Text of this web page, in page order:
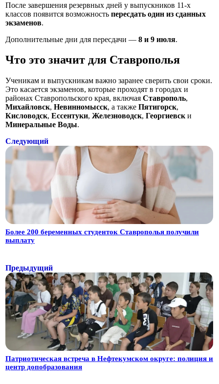
После завершения резервных дней у выпускников 11-х
классов появится возможность пересдать один из сданных
экзаменов.
Дополнительные дни для пересдачи — 8 и 9 июля.
Что это значит для Ставрополья
Ученикам и выпускникам важно заранее сверить свои сроки.
Это касается экзаменов, которые проходят в городах и
районах Ставропольского края, включая Ставрополь,
Михайловск, Невинномысск, а также Пятигорск,
Кисловодск, Ессентуки, Железноводск, Георгиевск и
Минеральные Воды.
Следующий
Более 200 беременных студенток Ставрополья получили
выплату
Предыдущий
Патриотическая встреча в Нефтекумском округе: полиция и
центр допобразования